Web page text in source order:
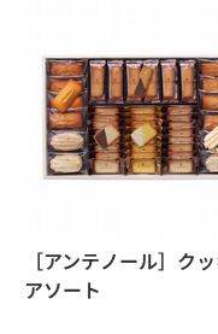
［アンテノール］ク
アソート